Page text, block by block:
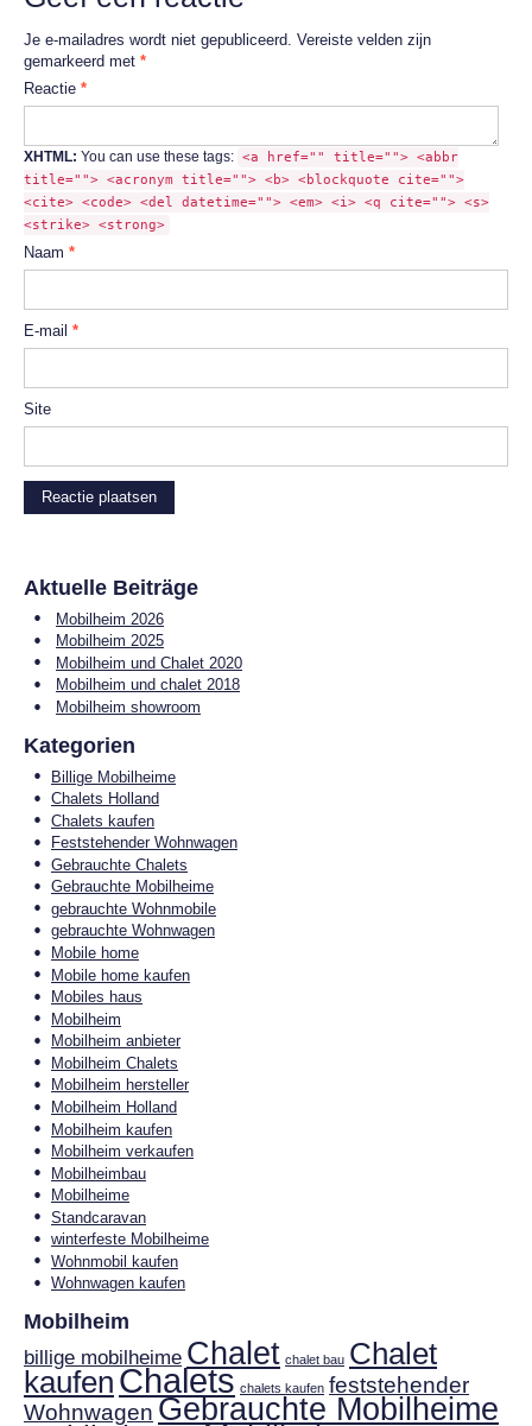
Je e-mailadres wordt niet gepubliceerd. Vereiste velden zijn
gemarkeerd met *
Reactie *
XHTML: You can use these tags: <a href="" title=""> <abbr
title=""> <acronym title=""> <b> <blockquote cite="">
<cite> <code> <del datetime=""> <em> <i> <q cite=""> <s>
<strike> <strong>
Naam *
E-mail *
Site
Aktuelle Beiträge
Mobilheim 2026
Mobilheim 2025
Mobilheim und Chalet 2020
Mobilheim und chalet 2018
Mobilheim showroom
Kategorien
Billige Mobilheime
Chalets Holland
Chalets kaufen
Feststehender Wohnwagen
Gebrauchte Chalets
Gebrauchte Mobilheime
gebrauchte Wohnmobile
gebrauchte Wohnwagen
Mobile home
Mobile home kaufen
Mobiles haus
Mobilheim
Mobilheim anbieter
Mobilheim Chalets
Mobilheim hersteller
Mobilheim Holland
Mobilheim kaufen
Mobilheim verkaufen
Mobilheimbau
Mobilheime
Standcaravan
winterfeste Mobilheime
Wohnmobil kaufen
Wohnwagen kaufen
Mobilheim
billige mobilheime Chalet chalet bau Chalet
kaufenChalets chalets kaufen feststehender
Wohnwagen Gebrauchte Mobilheime